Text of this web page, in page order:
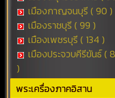
เมืองกาญจนบุรี ( 90 )
เมืองราชบุรี ( 99 )
เมืองเพชรบุรี ( 134 )
เมืองประจวบคีรีขันธ์ (
)
พระเครื่องภาคอิสาน